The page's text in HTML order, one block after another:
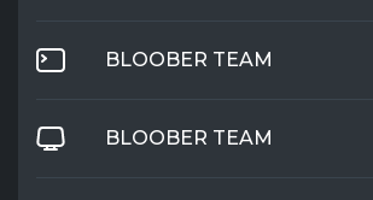
BLOOBER TEAM
BLOOBER TEAM